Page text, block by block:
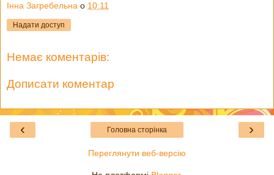
Інна Загребельна о 10:11
Надати доступ
Немає коментарів:
Дописати коментар
‹ ›
Головна сторінка
Переглянути веб-версію